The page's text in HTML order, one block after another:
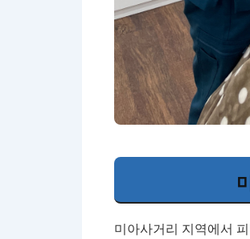
미아사거리 지역에서